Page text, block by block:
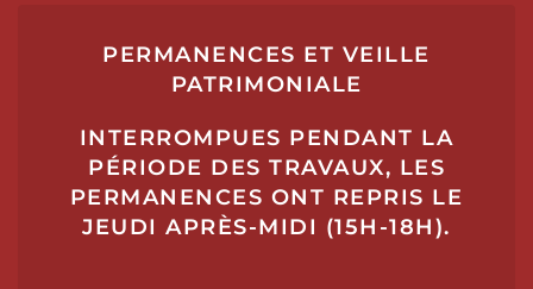
PERMANENCES ET VEILLE
PATRIMONIALE
INTERROMPUES PENDANT LA
PÉRIODE DES TRAVAUX, LES
PERMANENCES ONT REPRIS LE
JEUDI APRÈS-MIDI (15H-18H).